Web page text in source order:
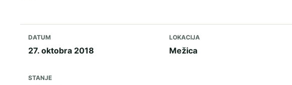
DATUM
27. oktobra 2018
LOKACIJA
Mežica
STANJE